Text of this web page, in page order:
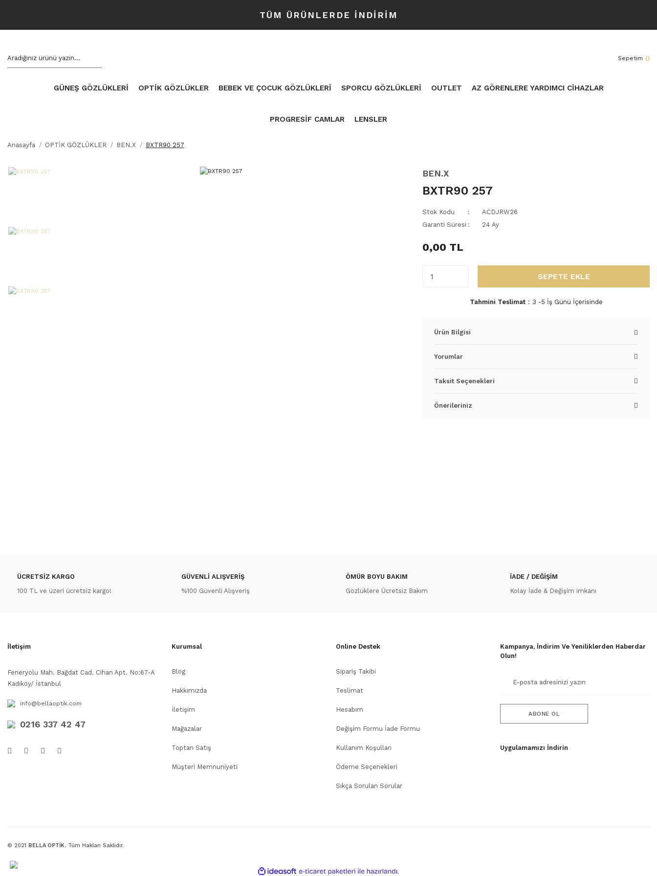
TÜM ÜRÜNLERDE İNDİRİM
Sepetim ()
GÜNEŞ GÖZLÜKLERİ OPTİK GÖZLÜKLER BEBEK VE ÇOCUK GÖZLÜKLERİ SPORCU GÖZLÜKLERİ OUTLET AZ GÖRENLERE YARDIMCI CİHAZLAR
PROGRESİF CAMLAR LENSLER
Anasayfa OPTİK GÖZLÜKLER BEN.X BXTR90 257
BEN.X
BXTR90 257
Stok Kodu
ACDJRW26
Garanti Süresi
24 Ay
0,00 TL
SEPETE EKLE
Tahmini Teslimat 3 -5 İş Günü İçerisinde
Ürün Bilgisi
Yorumlar
Taksit Seçenekleri
Önerileriniz
ÜCRETSİZ KARGO
100 TL ve üzeri ücretsiz kargo!
GÜVENLİ ALIŞVERİŞ
%100 Güvenli Alışveriş
ÖMÜR BOYU BAKIM
Gözlüklere Ücretsiz Bakım
İADE / DEĞİŞİM
Kolay İade & Değişim imkanı
İletişim
Feneryolu Mah. Bağdat Cad. Cihan Apt. No:67-A
Kadıköy/ İstanbul
info@bellaoptik.com
0216 337 42 47
Kurumsal
Blog
Hakkımızda
İletişim
Mağazalar
Toptan Satış
Müşteri Memnuniyeti
Online Destek
Sipariş Takibi
Teslimat
Hesabım
Değişim Formu İade Formu
Kullanım Koşulları
Ödeme Seçenekleri
Sıkça Sorulan Sorular
Kampanya, İndirim Ve Yeniliklerden Haberdar
Olun!
ABONE OL
Uygulamamızı İndirin
© 2021 BELLA OPTİK. Tüm Hakları Saklıdır.
ideasoft e-